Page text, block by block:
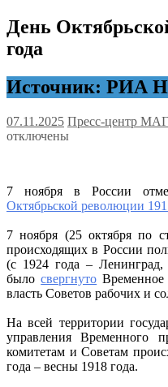
День
года
Источник: РИА
07.11.2025 Пресс-центр МАГ
отключены
7 ноября в России
Октябрьской революции
7 ноября (25 октября по
происходящих в России
(с 1924 года – Ленинград,
былосвергнуто Временное
власть Советов рабочих и
На всей территории
управления Временного
комитетам и Советам
года – весны 1918 года.